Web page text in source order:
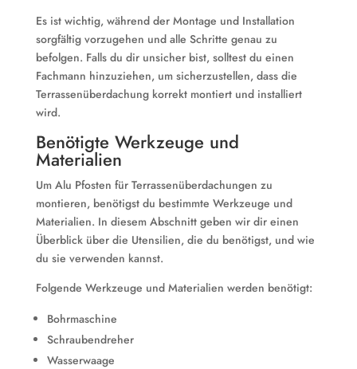
Es ist wichtig, während der Montage und Installation
sorgfältig vorzugehen und alle Schritte genau zu
befolgen. Falls du dir unsicher bist, solltest du einen
Fachmann hinzuziehen, um sicherzustellen, dass die
Terrassenüberdachung korrekt montiert und installiert
wird.
Benötigte Werkzeuge und
Materialien
Um Alu Pfosten für Terrassenüberdachungen zu
montieren, benötigst du bestimmte Werkzeuge und
Materialien. In diesem Abschnitt geben wir dir einen
Überblick über die Utensilien, die du benötigst, und wie
du sie verwenden kannst.
Folgende Werkzeuge und Materialien werden benötigt:
Bohrmaschine
Schraubendreher
Wasserwaage